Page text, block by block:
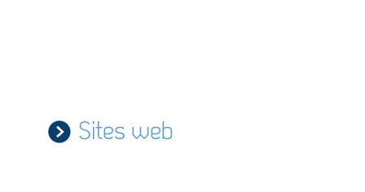
Sites web